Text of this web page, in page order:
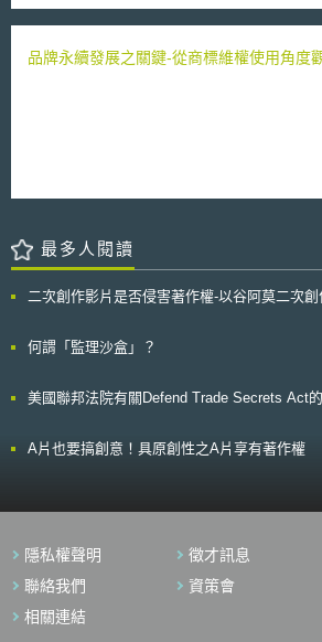
得可驗證之法定代理人同意。另中央政府得指定
（Significant Data Fiduciary）」，課予定期影響
護長之義務。 五、規範權利行使、跨境傳輸與除外規定：DPDP規則要求資
料受託者及同意管理人於其網站或應用程式中，清
訟透明法案》通過，原告所採取之法律策略將可能
秘密管理實作要領》，量身訂作符合自身需求的
策會科法所創智中心完成之著作，非經同意或授權
送、公開傳輸、改作或重製等利用行為。 本文同步刊登於TIPS網站
盟一般資料保護規則（GDPR）。 該法規定自2021年起，健康保險業
有權要求醫生將病人相關資料記錄於電子病歷，包
子病歷使用時，病人必須可完全控制自己的資料。
用部分設備，例如智慧手機或平板電腦，設定其
謂著將有一段空窗期，病人無法決定其電子病歷中
的人，本法並未進一步規定，亦即2022年起，上
外，以資料保護角度而言，目前電子病歷之認證程
使用電子健康卡的替代驗證程序尚不夠嚴謹，因此
健康資料保護需要符合GDPR規範水平。電子病歷
品牌永續發展之關鍵-從商標維權使用角度
最多人閱讀
二次創作影片是否侵害著作權-以谷阿莫二次創
何謂「監理沙盒」？
美國聯邦法院有關Defend Trade Secrets Act
A片也要搞創意！具原創性之A片享有著作權
隱私權聲明 徵才訊息
聯絡我們
資策會
相關連結